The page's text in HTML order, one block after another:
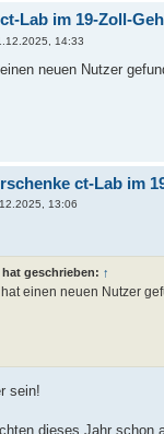
Lab im 19-Zoll-
14:33
neuen Nutzer
ct-Lab im
13:06
hat geschrieben: ↑
einen neuen Nutzer
sein!
dieses Jahr schon